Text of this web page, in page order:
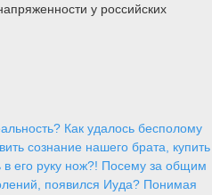
у российских
Как удалось бесполому
сознание нашего брата, купить
в его руку нож?! Посему за общим
появился Иуда? Понимая